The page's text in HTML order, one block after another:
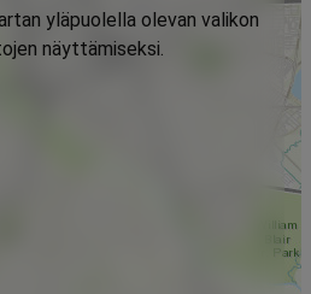
yläpuolella olevan valikon
näyttämiseksi.